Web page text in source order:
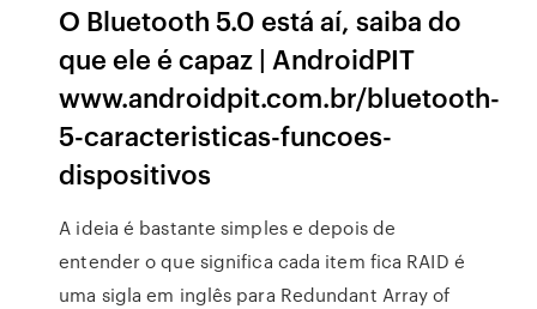
O Bluetooth 5.0 está aí, saiba do
que ele é capaz | AndroidPIT
www.androidpit.com.br/bluetooth-
5-caracteristicas-funcoes-
dispositivos
A ideia é bastante simples e depois de
entender o que significa cada item fica RAID é
uma sigla em inglês para Redundant Array of